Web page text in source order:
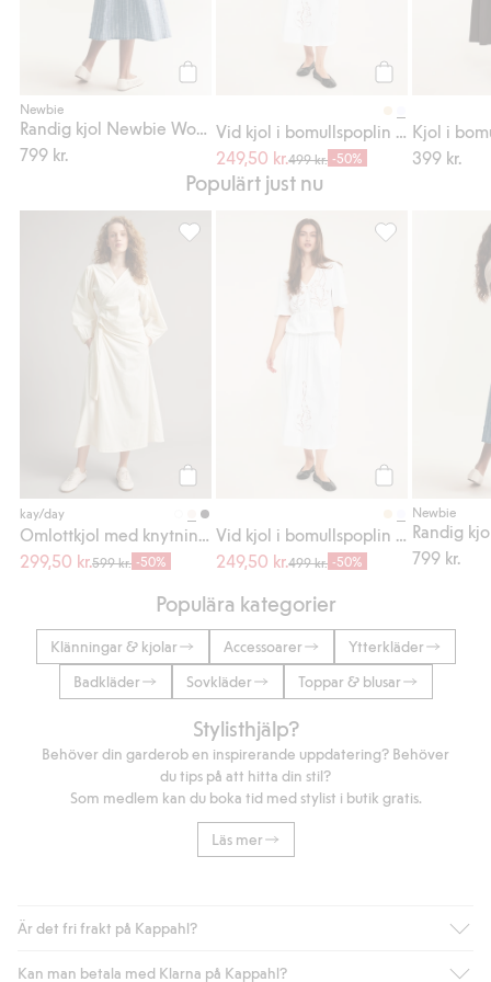
Newbie
799 kr.
249,50 kr.499 kr. -50%
Kjol i
399 kr.
Populärt just nu
kay/day
299,50 kr.599 kr. -50%
Omlottkjol med knytning i sidan, Lägg
249,50 kr.499 kr. -50%
Vid kjol i
Newbie
799 kr.
Populära kategorier
Klänningar & kjolar Accessoarer
Ytterkläder
Badkläder
Sovkläder Toppar & blusar
Stylisthjälp?
Behöver din garderob en inspirerande uppdatering? Behöver
du tips på att hitta din stil?
Som medlem kan du boka tid med stylist i butik gratis.
Läs mer
Är det fri frakt på Kappahl?
Kan man betala med Klarna på Kappahl?